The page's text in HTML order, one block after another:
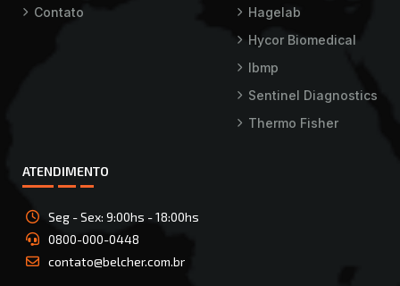
Contato
Hagelab
Hycor Biomedical
Ibmp
Sentinel Diagnostics
Thermo Fisher
ATENDIMENTO
Seg - Sex: 9:00hs - 18:00hs
0800-000-0448
contato@belcher.com.br